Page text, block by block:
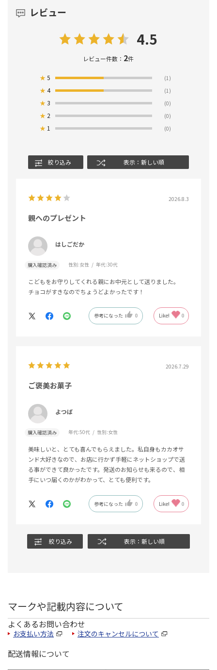
レビュー
4.5
レビュー件数： 2件
★5 (1)
★4 (1)
★3 (0)
★ 2 (0)
★ 1 (0)
絞り込み 表示：新しい順
2026.8.3
親へのプレゼント
はしごだか
購入確認済み 性別:女性 年代:30代
こどもをお守りしてくれる親にお中元として送りました。
チョコがすきなのでちょうどよかったです！
参考になった 0 Like! 0
2026.7.29
ご褒美お菓子
よつば
購入確認済み 年代:50代 性別:女性
美味しいと、とても喜んでもらえました。私自身もカカオサ
ンド大好きなので、お店に行かず手軽にネットショップで送
る事ができて良かったです。発送のお知らせも来るので、相
手にいつ届くのかがわかって、とても便利です。
参考になった 0 Like! 0
絞り込み 表示：新しい順
マークや記載内容について
よくあるお問い合わせ
お支払い方法 注文のキャンセルについて
配送情報について